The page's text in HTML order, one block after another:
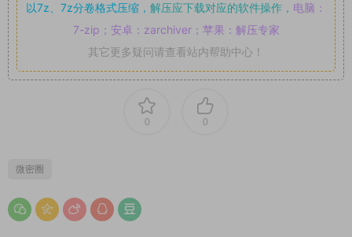
以7z、7z分卷格式压缩， 解压应下载对应的软件操作， 电脑：
7-zip；安卓：zarchiver；苹果：解压专家
其它更多疑问请查看站内帮助中心！
0 0
微密圈